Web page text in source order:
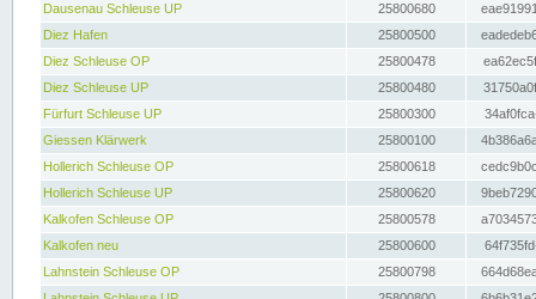
Dausenau Schleuse UP
25800680
Diez Hafen
25800500
Diez Schleuse OP
25800478
Diez Schleuse UP
25800480
Fürfurt Schleuse UP
25800300
Giessen Klärwerk
25800100
Hollerich Schleuse OP
25800618
Hollerich Schleuse UP
25800620
Kalkofen Schleuse OP
25800578
Kalkofen neu
25800600
Lahnstein Schleuse OP
25800798